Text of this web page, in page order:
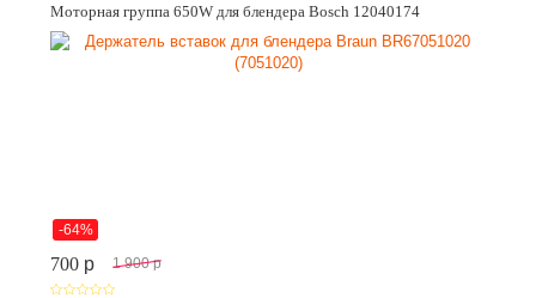
Моторная группа 650W для блендера Bosch 12040174
-64%
700 p 1 900 p